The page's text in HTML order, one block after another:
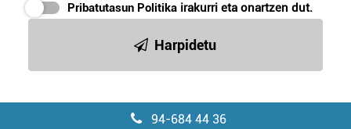
Pribatutasun Politika irakurri eta onartzen dut.
Harpidetu
94-684 44 36